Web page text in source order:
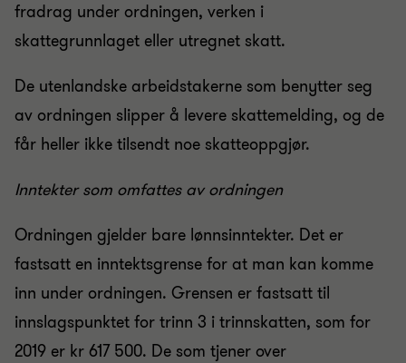
fradrag under ordningen, verken i
skattegrunnlaget eller utregnet skatt.
De utenlandske arbeidstakerne som benytter seg
av ordningen slipper å levere skattemelding, og de
får heller ikke tilsendt noe skatteoppgjør.
Inntekter som omfattes av ordningen
Ordningen gjelder bare lønnsinntekter. Det er
fastsatt en inntektsgrense for at man kan komme
inn under ordningen. Grensen er fastsatt til
innslagspunktet for trinn 3 i trinnskatten, som for
2019 er kr 617 500. De som tjener over